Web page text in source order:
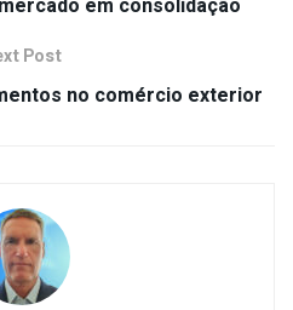
em consolidação
Post
no comércio exterior